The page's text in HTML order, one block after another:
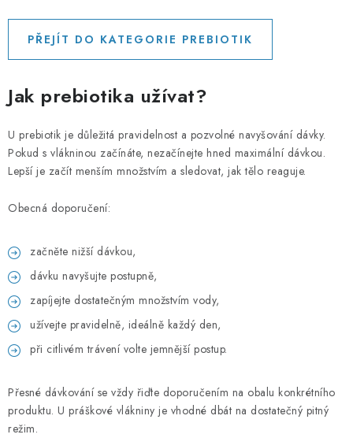
PŘEJÍT DO KATEGORIE PREBIOTIK
Jak prebiotika užívat?
U prebiotik je důležitá pravidelnost a pozvolné navyšování dávky.
Pokud s vlákninou začínáte, nezačínejte hned maximální dávkou.
Lepší je začít menším množstvím a sledovat, jak tělo reaguje.
Obecná doporučení:
začněte nižší dávkou,
dávku navyšujte postupně,
zapíjejte dostatečným množstvím vody,
užívejte pravidelně, ideálně každý den,
při citlivém trávení volte jemnější postup.
Přesné dávkování se vždy řiďte doporučením na obalu konkrétního
produktu. U práškové vlákniny je vhodné dbát na dostatečný pitný
režim.